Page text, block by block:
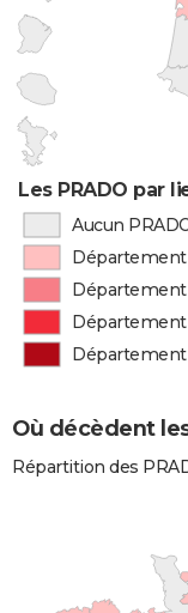
Les PRADO par
Aucun
Département
Département
Département
Département
Où décèdent
Répartition des